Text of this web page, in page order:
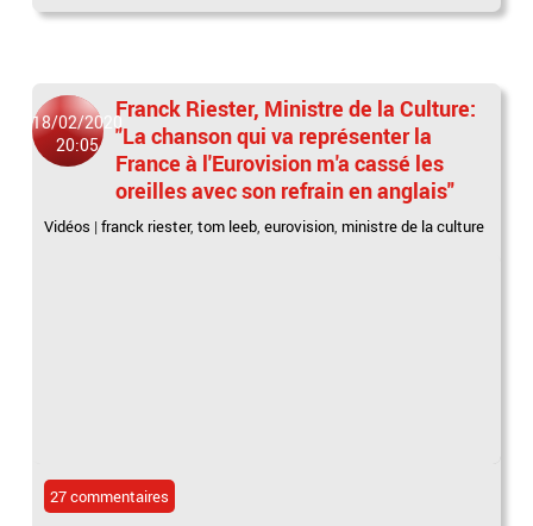
18/02/2020
20:05
Franck Riester, Ministre de la Culture:
"La chanson qui va représenter la
France à l'Eurovision m'a cassé les
oreilles avec son refrain en anglais"
Vidéos |franck riester,tom leeb,eurovision, ministre de la culture
27 commentaires